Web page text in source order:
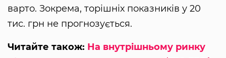
варто. Зокрема, торішніх показників у 20
тис. грн не прогнозується.
Читайте також: На внутрішньому ринку